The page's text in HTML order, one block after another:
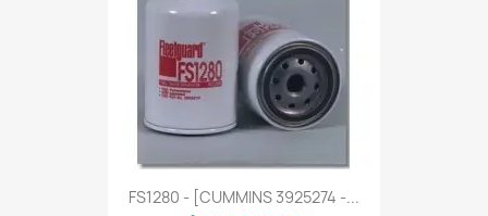
FS1280 - [CUMMINS 3925274 -...